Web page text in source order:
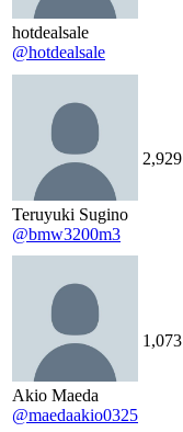
hotdealsale
@hotdealsale
Teruyuki Sugino
@bmw3200m3
2,929
Akio Maeda
@maedaakio0325
1,073